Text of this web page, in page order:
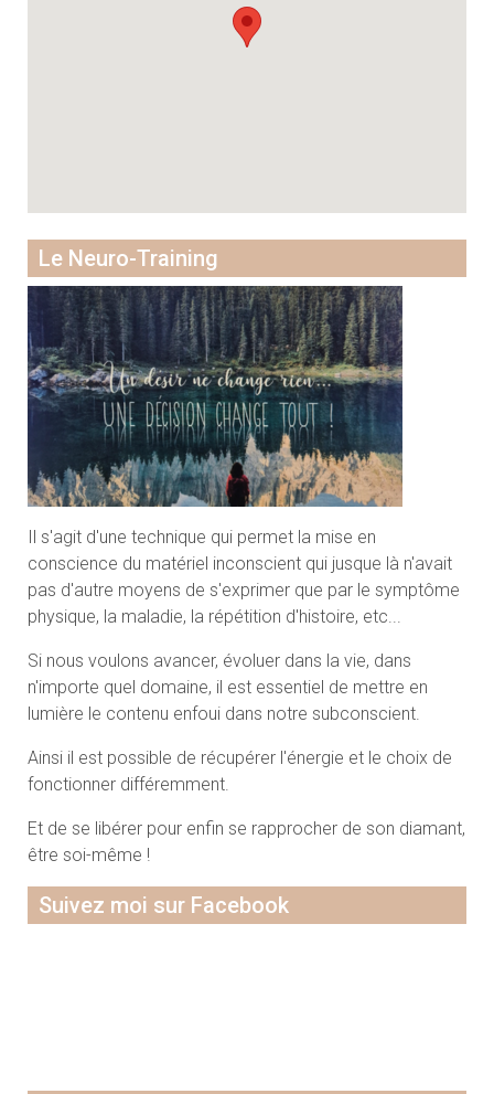
Le Neuro-Training
Il s'agit d'une technique qui permet la mise en
conscience du matériel inconscient qui jusque là n'avait
pas d'autre moyens de s'exprimer que par le symptôme
physique, la maladie, la répétition d'histoire, etc...
Si nous voulons avancer, évoluer dans la vie, dans
n'importe quel domaine, il est essentiel de mettre en
lumière le contenu enfoui dans notre subconscient.
Ainsi il est possible de récupérer l'énergie et le choix de
fonctionner différemment.
Et de se libérer pour enfin se rapprocher de son diamant,
être soi-même !
Suivez moi sur Facebook